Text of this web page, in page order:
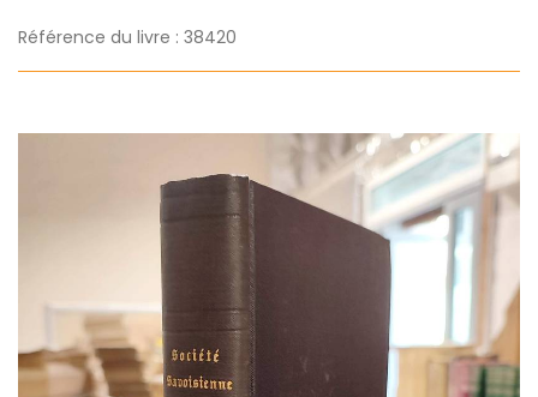
Référence du livre : 38420